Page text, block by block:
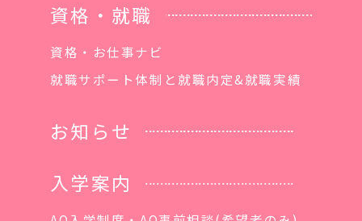
資格・就職
資格・お仕事ナビ
就職サポート体制と就職内定&就職実績
お知らせ
入学案内